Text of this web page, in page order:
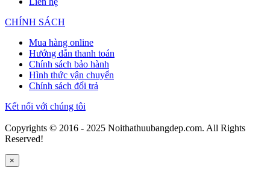
CHÍNH SÁCH
Mua hàng online
Hướng dẫn thanh toán
Chính sách bảo hành
Hình thức vận chuyển
Chính sách đổi trả
Kết nối với chúng tôi
Copyrights © 2016 - 2025 Noithathuubangdep.com. All Rights
Reserved!
×